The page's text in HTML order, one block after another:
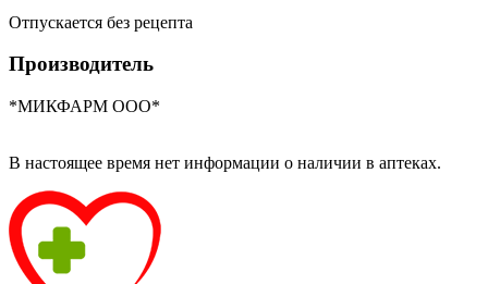
Отпускается без рецепта
Производитель
*МИКФАРМ ООО*
В настоящее время нет информации о наличии в аптеках.